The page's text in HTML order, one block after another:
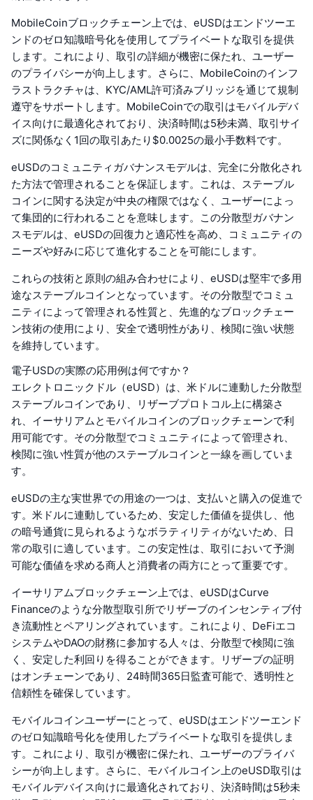
MobileCoinブロックチェーン上では、eUSDはエンドツーエ
ンドのゼロ知識暗号化を使用してプライベートな取引を提供
します。これにより、取引の詳細が機密に保たれ、ユーザー
のプライバシーが向上します。さらに、MobileCoinのインフ
ラストラクチャは、KYC/AML許可済みブリッジを通じて規制
遵守をサポートします。MobileCoinでの取引はモバイルデバ
イス向けに最適化されており、決済時間は5秒未満、取引サイ
ズに関係なく1回の取引あたり$0.0025の最小手数料です。
eUSDのコミュニティガバナンスモデルは、完全に分散化され
た方法で管理されることを保証します。これは、ステーブル
コインに関する決定が中央の権限ではなく、ユーザーによっ
て集団的に行われることを意味します。この分散型ガバナン
スモデルは、eUSDの回復力と適応性を高め、コミュニティの
ニーズや好みに応じて進化することを可能にします。
これらの技術と原則の組み合わせにより、eUSDは堅牢で多用
途なステーブルコインとなっています。その分散型でコミュ
ニティによって管理される性質と、先進的なブロックチェー
ン技術の使用により、安全で透明性があり、検閲に強い状態
を維持しています。
電子USDの実際の応用例は何ですか？
エレクトロニックドル（eUSD）は、米ドルに連動した分散型
ステーブルコインであり、リザーブプロトコル上に構築さ
れ、イーサリアムとモバイルコインのブロックチェーンで利
用可能です。その分散型でコミュニティによって管理され、
検閲に強い性質が他のステーブルコインと一線を画していま
す。
eUSDの主な実世界での用途の一つは、支払いと購入の促進で
す。米ドルに連動しているため、安定した価値を提供し、他
の暗号通貨に見られるようなボラティリティがないため、日
常の取引に適しています。この安定性は、取引において予測
可能な価値を求める商人と消費者の両方にとって重要です。
イーサリアムブロックチェーン上では、eUSDはCurve
Financeのような分散型取引所でリザーブのインセンティブ付
き流動性とペアリングされています。これにより、DeFiエコ
システムやDAOの財務に参加する人々は、分散型で検閲に強
く、安定した利回りを得ることができます。リザーブの証明
はオンチェーンであり、24時間365日監査可能で、透明性と
信頼性を確保しています。
モバイルコインユーザーにとって、eUSDはエンドツーエンド
のゼロ知識暗号化を使用したプライベートな取引を提供しま
す。これにより、取引が機密に保たれ、ユーザーのプライバ
シーが向上します。さらに、モバイルコイン上のeUSD取引は
モバイルデバイス向けに最適化されており、決済時間は5秒未